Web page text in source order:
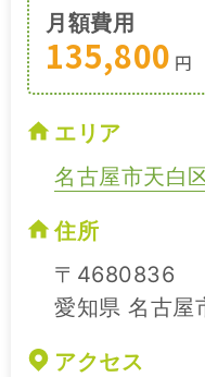
月額費用
135,800 円
エリア
名古屋市天白
住所
〒4680836
愛知県 名古屋
アクセス